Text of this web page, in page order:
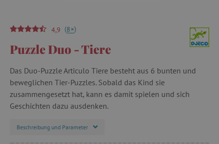
4,9 (8+)
Puzzle Duo - Tiere
Das Duo-Puzzle Articulo Tiere besteht aus 6 bunten und
beweglichen Tier-Puzzles. Sobald das Kind sie
zusammengesetzt hat, kann es damit spielen und sich
Geschichten dazu ausdenken.
Beschreibung und Parameter